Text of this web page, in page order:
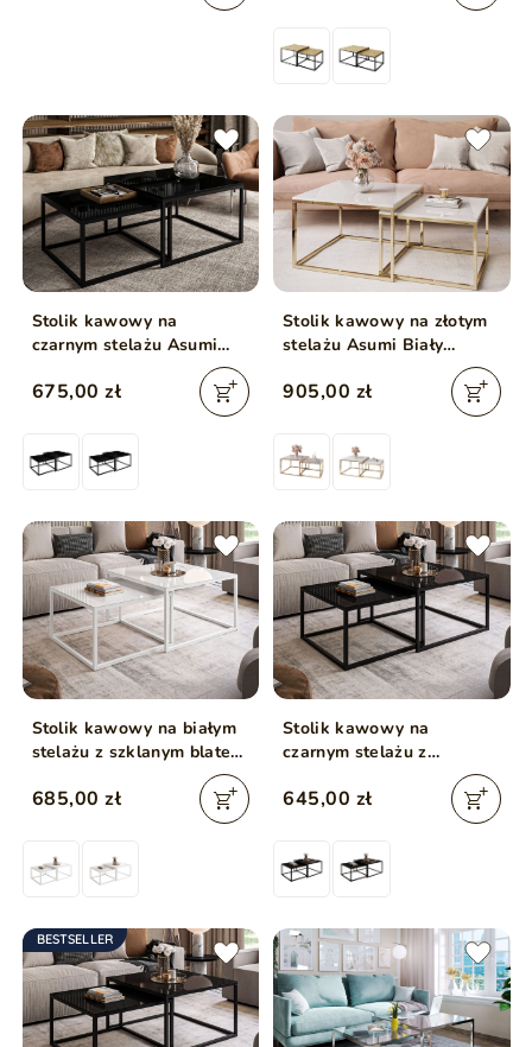
Stolik kawowy na
czarnym stelażu Asumi
675,00 zł
Stolik kawowy na złotym
stelażu Asumi Biały
905,00 zł
Stolik kawowy na białym
stelażu z szklanym blatem
685,00 zł
Stolik kawowy na
czarnym stelażu z
szklanym blatem Asumi
Czarny 35x41
645,00 zł
BESTSELLER